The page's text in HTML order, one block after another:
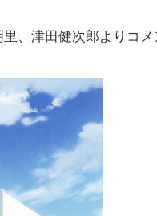
、津田健次郎よりコメ